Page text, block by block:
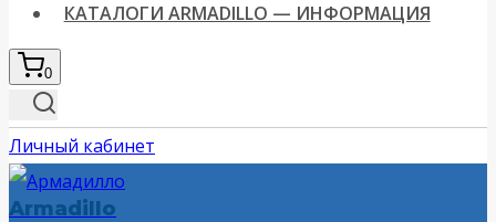
КАТАЛОГИ ARMADILLO — ИНФОРМАЦИЯ
0
Личный кабинет
Armadillo